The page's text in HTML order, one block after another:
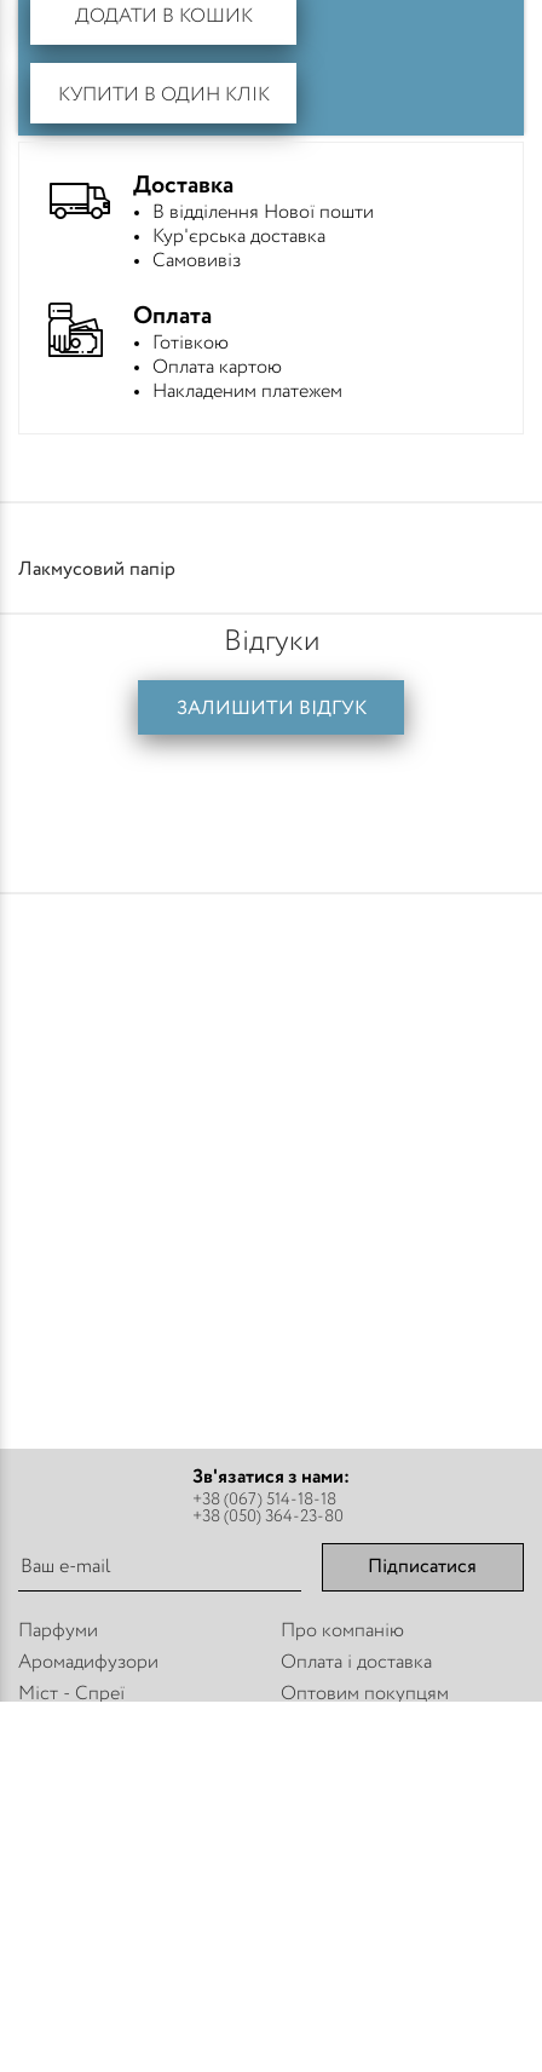
Лакмусовий папір
ДОДАТИ В КОШИК
КУПИТИ В ОДИН КЛІК
Доставка
В відділення Нової пошти
Кур'єрська доставка
Самовивіз
Оплата
Готівкою
Оплата картою
Накладеним платежем
Відгуки
ЗАЛИШИТИ ВІДГУК
Зв'язатися з нами:
+38 (067) 514-18-18
+38 (050) 364-23-80
Підписатися
Парфуми
Аромадифузори
Міст - Спреї
Про компанію
Оплата і доставка
Оптовим покупцям